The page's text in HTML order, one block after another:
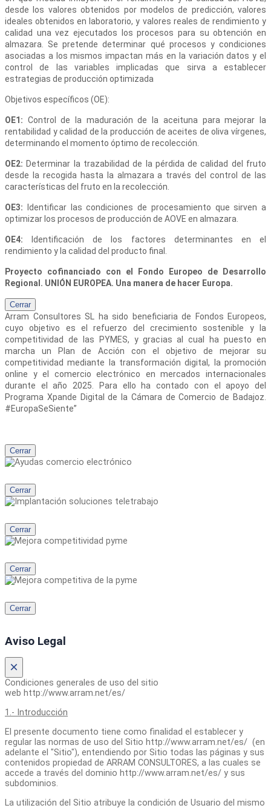
desde los valores obtenidos por modelos de predicción, valores
ideales obtenidos en laboratorio, y valores reales de rendimiento y
calidad una vez ejecutados los procesos para su obtención en
almazara. Se pretende determinar qué procesos y condiciones
asociadas a los mismos impactan más en la variación datos y el
control de las variables implicadas que sirva a establecer
estrategias de producción optimizada
Objetivos específicos (OE):
OE1: Control de la maduración de la aceituna para mejorar la
rentabilidad y calidad de la producción de aceites de oliva vírgenes,
determinando el momento óptimo de recolección.
OE2: Determinar la trazabilidad de la pérdida de calidad del fruto
desde la recogida hasta la almazara a través del control de las
características del fruto en la recolección.
OE3:
Identificar las condiciones de procesamiento que sirven a
optimizar los procesos de producción de AOVE en almazara.
OE4:
Identificación de los factores determinantes en el
rendimiento y la calidad del producto final.
Proyecto cofinanciado con el Fondo Europeo de Desarrollo
Regional. UNIÓN EUROPEA. Una manera de hacer Europa.
Cerrar
Arram Consultores SL
ha sido beneficiaria de Fondos Europeos,
cuyo objetivo es el refuerzo del crecimiento sostenible y la
competitividad de las PYMES, y gracias al cual ha puesto en
marcha un Plan de Acción con el objetivo de mejorar su
competitividad mediante la transformación digital, la promoción
online y el comercio electrónico en mercados internacionales
durante el año 2025. Para ello ha contado con el apoyo del
Programa Xpande Digital de la Cámara de Comercio de Badajoz.
#EuropaSeSiente”
Cerrar
Cerrar
Cerrar
Cerrar
Cerrar
Aviso Legal
×
Condiciones generales de uso del sitio
web http://www.arram.net/es/
1.- Introducción
El presente documento tiene como finalidad el establecer y
regular las normas de uso del Sitio http://www.arram.net/es/ (en
adelante el "Sitio"), entendiendo por Sitio todas las páginas y sus
contenidos propiedad de ARRAM CONSULTORES, a las cuales se
accede a través del dominio http://www.arram.net/es/ y sus
subdominios.
La utilización del Sitio atribuye la condición de Usuario del mismo